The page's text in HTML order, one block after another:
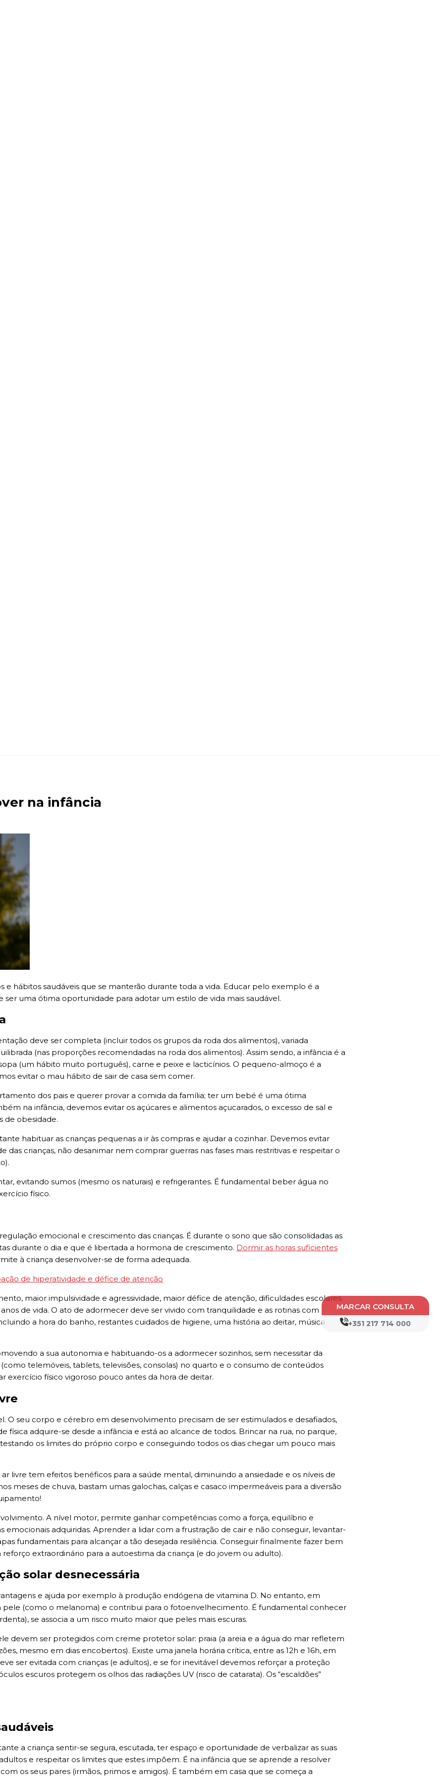
MARCAR CONSULTA
+351 217 714 000
na infância
hábitos saudáveis que se manterão durante toda a vida. Educar pelo exemplo é a
uma ótima oportunidade para adotar um estilo de vida mais saudável.
deve ser completa (incluir todos os grupos da roda dos alimentos), variada
(nas proporções recomendadas na roda dos alimentos). Assim sendo, a infância é a
(um hábito muito português), carne e peixe e lacticínios. O pequeno-almoço é a
evitar o mau hábito de sair de casa sem comer.
dos pais e querer provar a comida da família; ter um bebé é uma ótima
na infância, devemos evitar os açúcares e alimentos açucarados, o excesso de sal e
de obesidade.
habituar as crianças pequenas a ir às compras e ajudar a cozinhar. Devemos evitar
das crianças, não desanimar nem comprar guerras nas fases mais restritivas e respeitar o
evitando sumos (mesmo os naturais) e refrigerantes. É fundamental beber água no
físico.
emocional e crescimento das crianças. É durante o sono que são consolidadas as
durante o dia e que é libertada a hormona de crescimento. Dormir as horas suficientes
à criança desenvolver-se de forma adequada.
de hiperatividade e défice de atenção
maior impulsividade e agressividade, maior défice de atenção, dificuldades escolares.
de vida. O ato de adormecer deve ser vivido com tranquilidade e as rotinas com
a hora do banho, restantes cuidados de higiene, uma história ao deitar, música
a sua autonomia e habituando-os a adormecer sozinhos, sem necessitar da
telemóveis, tablets, televisões, consolas) no quarto e o consumo de conteúdos
exercício físico vigoroso pouco antes da hora de deitar.
O seu corpo e cérebro em desenvolvimento precisam de ser estimulados e desafiados,
adquire-se desde a infância e está ao alcance de todos. Brincar na rua, no parque,
os limites do próprio corpo e conseguindo todos os dias chegar um pouco mais
livre tem efeitos benéficos para a saúde mental, diminuindo a ansiedade e os níveis de
meses de chuva, bastam umas galochas, calças e casaco impermeáveis para a diversão
A nível motor, permite ganhar competências como a força, equilíbrio e
adquiridas. Aprender a lidar com a frustração de cair e não conseguir, levantar-
fundamentais para alcançar a tão desejada resiliência. Conseguir finalmente fazer bem
extraordinário para a autoestima da criança (e do jovem ou adulto).
solar desnecessária
e ajuda por exemplo à produção endógena de vitamina D. No entanto, em
pele (como o melanoma) e contribui para o fotoenvelhecimento. É fundamental conhecer
se associa a um risco muito maior que peles mais escuras.
devem ser protegidos com creme protetor solar: praia (a areia e a água do mar refletem
mesmo em dias encobertos). Existe uma janela horária crítica, entre as 12h e 16h, em
ser evitada com crianças (e adultos), e se for inevitável devemos reforçar a proteção
escuros protegem os olhos das radiações UV (risco de catarata). Os “escaldões”
a criança sentir-se segura, escutada, ter espaço e oportunidade de verbalizar as suas
e respeitar os limites que estes impõem. É na infância que se aprende a resolver
os seus pares (irmãos, primos e amigos). É também em casa que se começa a